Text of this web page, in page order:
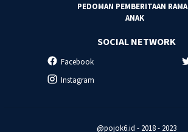
PEDOMAN PEMBERITAAN
ANAK
SOCIAL NETWORK
Facebook
Instagram
@pojok6.id - 2018 - 2023